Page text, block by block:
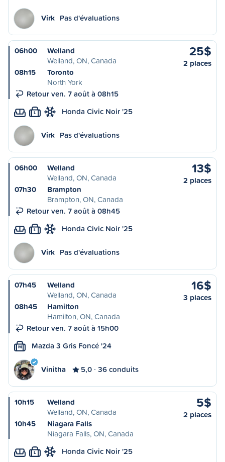
Virk Pas d'évaluations
06h00
Welland
Welland, ON, Canada
08h15
Toronto
North York
Retour ven. 7 août à 08h15
25$
2 places
L Honda Civic Noir '25
Virk Pas d'évaluations
06h00
Welland
Welland, ON, Canada
07h30
Brampton
Brampton, ON, Canada
Retour ven. 7 août à 08h45
13$
2 places
L Honda Civic Noir '25
Virk Pas d'évaluations
07h45
Welland
Welland, ON, Canada
08h45
Hamilton
Hamilton, ON, Canada
Retour ven. 7 août à 15h00
16$
3 places
M Mazda 3 Gris Foncé '24
Vinitha 5,0 36 conduits
10h15
Welland
Welland, ON, Canada
10h45
Niagara Falls
Niagara Falls, ON, Canada
5$
2 places
L Honda Civic Noir '25